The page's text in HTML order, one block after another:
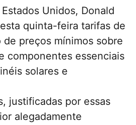
Unidos, Donald
quinta-feira tarifas de
de preços mínimos sobre
componentes essenciais
solares e
justificadas por essas
alegadamente